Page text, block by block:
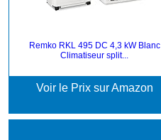
Remko RKL 495 DC 4,3 kW Blanc
Climatiseur split...
Voir le Prix sur Amazon